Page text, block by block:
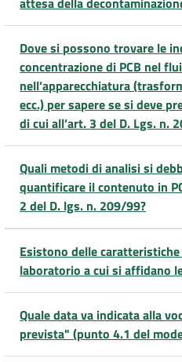
Dove si possono trovare le
concentrazione di PCB nel
nell’apparecchiatura
ecc.) per sapere se si deve
di cui all’art. 3 del D. Lgs. n.
Quali metodi di analisi si
quantificare il contenuto in
2 del D. lgs. n. 209/99?
Esistono delle
laboratorio a cui si affidano
Quale data va indicata alla
prevista" (punto 4.1 del